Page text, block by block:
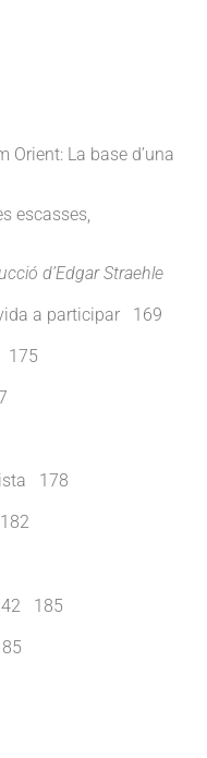
Orient: La base d’una
escasses,
d’Edgar Straehle
a participar 169
175
178
185